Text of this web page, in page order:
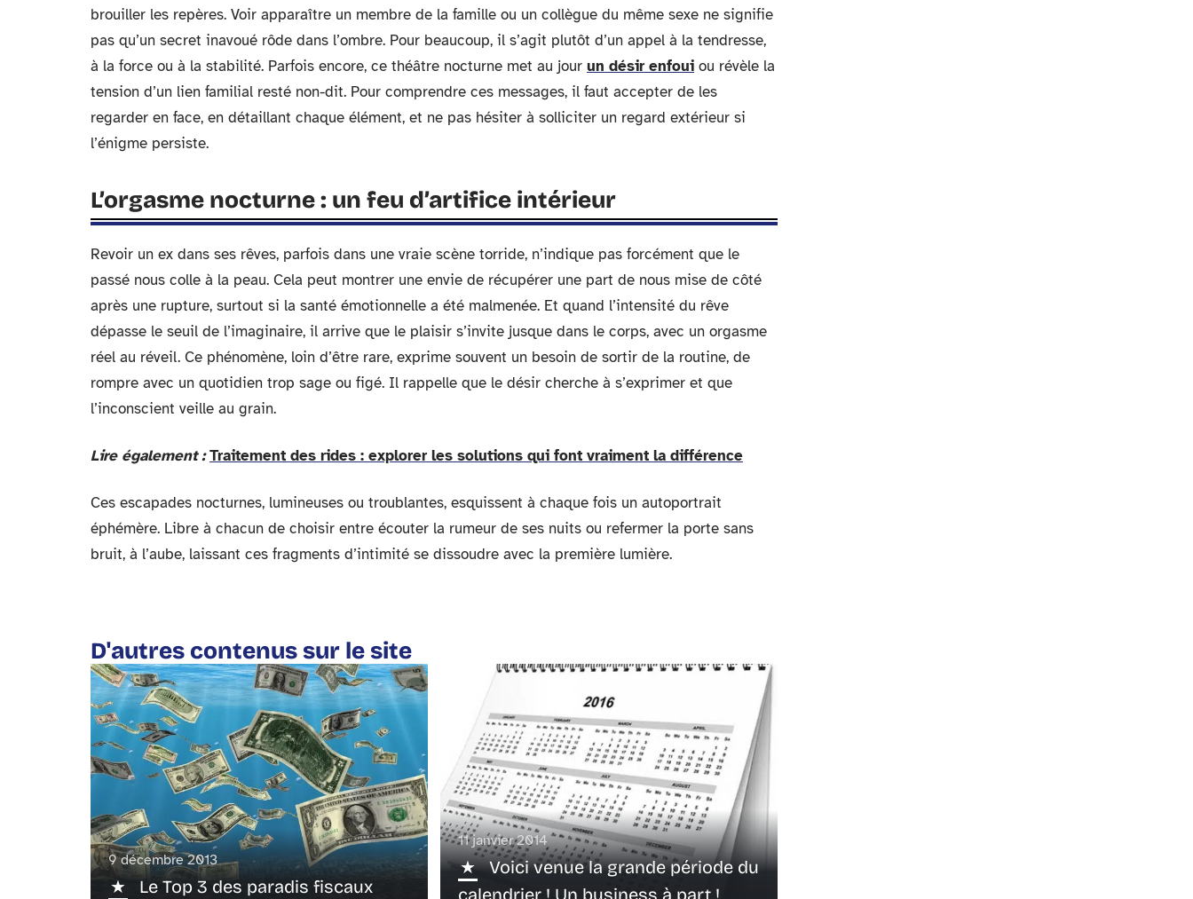
brouiller les repères. Voir apparaître un membre de la famille ou un collègue du même sexe ne signifie
pas qu’un secret inavoué rôde dans l’ombre. Pour beaucoup, il s’agit plutôt d’un appel à la tendresse,
à la force ou à la stabilité. Parfois encore, ce théâtre nocturne met au jour un désir enfoui ou révèle la
tension d’un lien familial resté non-dit. Pour comprendre ces messages, il faut accepter de les
regarder en face, en détaillant chaque élément, et ne pas hésiter à solliciter un regard extérieur si
l’énigme persiste.
L’orgasme nocturne : un feu d’artifice intérieur
Revoir un ex dans ses rêves, parfois dans une vraie scène torride, n’indique pas forcément que le
passé nous colle à la peau. Cela peut montrer une envie de récupérer une part de nous mise de côté
après une rupture, surtout si la santé émotionnelle a été malmenée. Et quand l’intensité du rêve
dépasse le seuil de l’imaginaire, il arrive que le plaisir s’invite jusque dans le corps, avec un orgasme
réel au réveil. Ce phénomène, loin d’être rare, exprime souvent un besoin de sortir de la routine, de
rompre avec un quotidien trop sage ou figé. Il rappelle que le désir cherche à s’exprimer et que
l’inconscient veille au grain.
Lire également : Traitement des rides : explorer les solutions qui font vraiment la différence
Ces escapades nocturnes, lumineuses ou troublantes, esquissent à chaque fois un autoportrait
éphémère. Libre à chacun de choisir entre écouter la rumeur de ses nuits ou refermer la porte sans
bruit, à l’aube, laissant ces fragments d’intimité se dissoudre avec la première lumière.
D'autres contenus sur le site
9 décembre 2013
Le Top 3 des paradis fiscaux
11 janvier 2014
Voici venue la grande période du
calendrier ! Un business à part !